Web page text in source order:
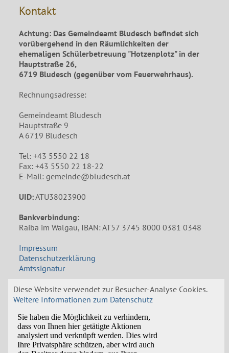
Diese Website verwendet zur Besucher-Analyse Cookies.
Weitere Informationen zum Datenschutz
Kontakt
Achtung: Das Gemeindeamt Bludesch befindet sich
vorübergehend in den Räumlichkeiten der
ehemaligen Schülerbetreuung "Hotzenplotz" in der
Hauptstraße 26,
6719 Bludesch (gegenüber vom Feuerwehrhaus).
Rechnungsadresse:
Gemeindeamt Bludesch
Hauptstraße 9
A 6719 Bludesch
Tel: +43 5550 22 18
Fax: +43 5550 22 18-22
E-Mail: gemeinde@bludesch.at
UID:ATU38023900
Bankverbindung:
Raiba im Walgau, IBAN: AT57 3745 8000 0381 0348
Impressum
Datenschutzerklärung
Amtssignatur
Öffnungszeiten Gemeindeamt
Mo: 8:00 bis 12:00 und 14:00 bis 18:00 Uhr
Di: 8:30 bis 12:00 Uhr
Mi: 8:00 bis 12:00 Uhr, Nachmittags nach
Vereinbarung